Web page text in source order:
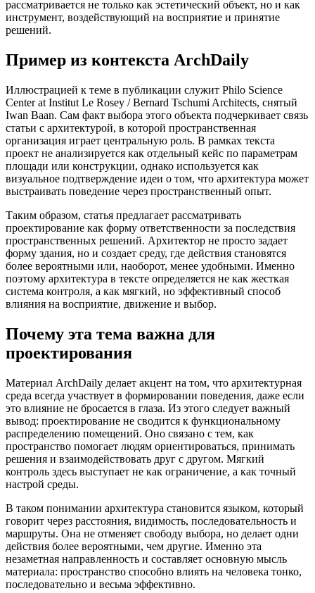
рассматривается не только как эстетический объект, но и как
инструмент, воздействующий на восприятие и принятие
решений.
Пример из контекста ArchDaily
Иллюстрацией к теме в публикации служит Philo Science
Center at Institut Le Rosey / Bernard Tschumi Architects, снятый
Iwan Baan. Сам факт выбора этого объекта подчеркивает связь
статьи с архитектурой, в которой пространственная
организация играет центральную роль. В рамках текста
проект не анализируется как отдельный кейс по параметрам
площади или конструкции, однако используется как
визуальное подтверждение идеи о том, что архитектура может
выстраивать поведение через пространственный опыт.
Таким образом, статья предлагает рассматривать
проектирование как форму ответственности за последствия
пространственных решений. Архитектор не просто задает
форму здания, но и создает среду, где действия становятся
более вероятными или, наоборот, менее удобными. Именно
поэтому архитектура в тексте определяется не как жесткая
система контроля, а как мягкий, но эффективный способ
влияния на восприятие, движение и выбор.
Почему эта тема важна для
проектирования
Материал ArchDaily делает акцент на том, что архитектурная
среда всегда участвует в формировании поведения, даже если
это влияние не бросается в глаза. Из этого следует важный
вывод: проектирование не сводится к функциональному
распределению помещений. Оно связано с тем, как
пространство помогает людям ориентироваться, принимать
решения и взаимодействовать друг с другом. Мягкий
контроль здесь выступает не как ограничение, а как точный
настрой среды.
В таком понимании архитектура становится языком, который
говорит через расстояния, видимость, последовательность и
маршруты. Она не отменяет свободу выбора, но делает одни
действия более вероятными, чем другие. Именно эта
незаметная направленность и составляет основную мысль
материала: пространство способно влиять на человека тонко,
последовательно и весьма эффективно.